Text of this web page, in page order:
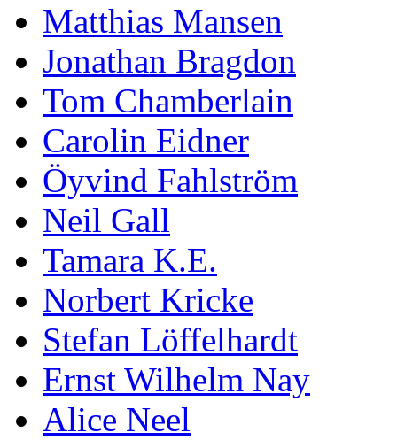
Matthias Mansen
Jonathan Bragdon
Tom Chamberlain
Carolin Eidner
Öyvind Fahlström
Neil Gall
Tamara K.E.
Norbert Kricke
Stefan Löffelhardt
Ernst Wilhelm Nay
Alice Neel